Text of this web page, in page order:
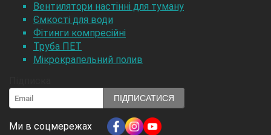
Вентилятори настінні для туману
Ємкості для води
Фітинги компресійні
Труба ПЕТ
Мікрокрапельний полив
ПІДПИСАТИСЯ
Ми в соцмережах